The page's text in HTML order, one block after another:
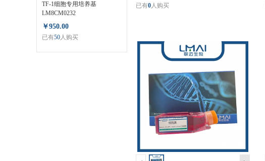
TF-1细胞专用培养基
LM8CM0232
￥950.00
已有50人购买
已有0人购买